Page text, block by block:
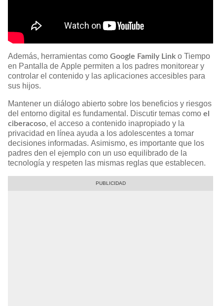
Además, herramientas como Google Family Link o Tiempo
en Pantalla de Apple permiten a los padres monitorear y
controlar el contenido y las aplicaciones accesibles para
sus hijos. ​
Mantener un diálogo abierto sobre los beneficios y riesgos
del entorno digital es fundamental. Discutir temas como el
ciberacoso, el acceso a contenido inapropiado y la
privacidad en línea ayuda a los adolescentes a tomar
decisiones informadas. Asimismo, es importante que los
padres den el ejemplo con un uso equilibrado de la
tecnología y respeten las mismas reglas que establecen. ​